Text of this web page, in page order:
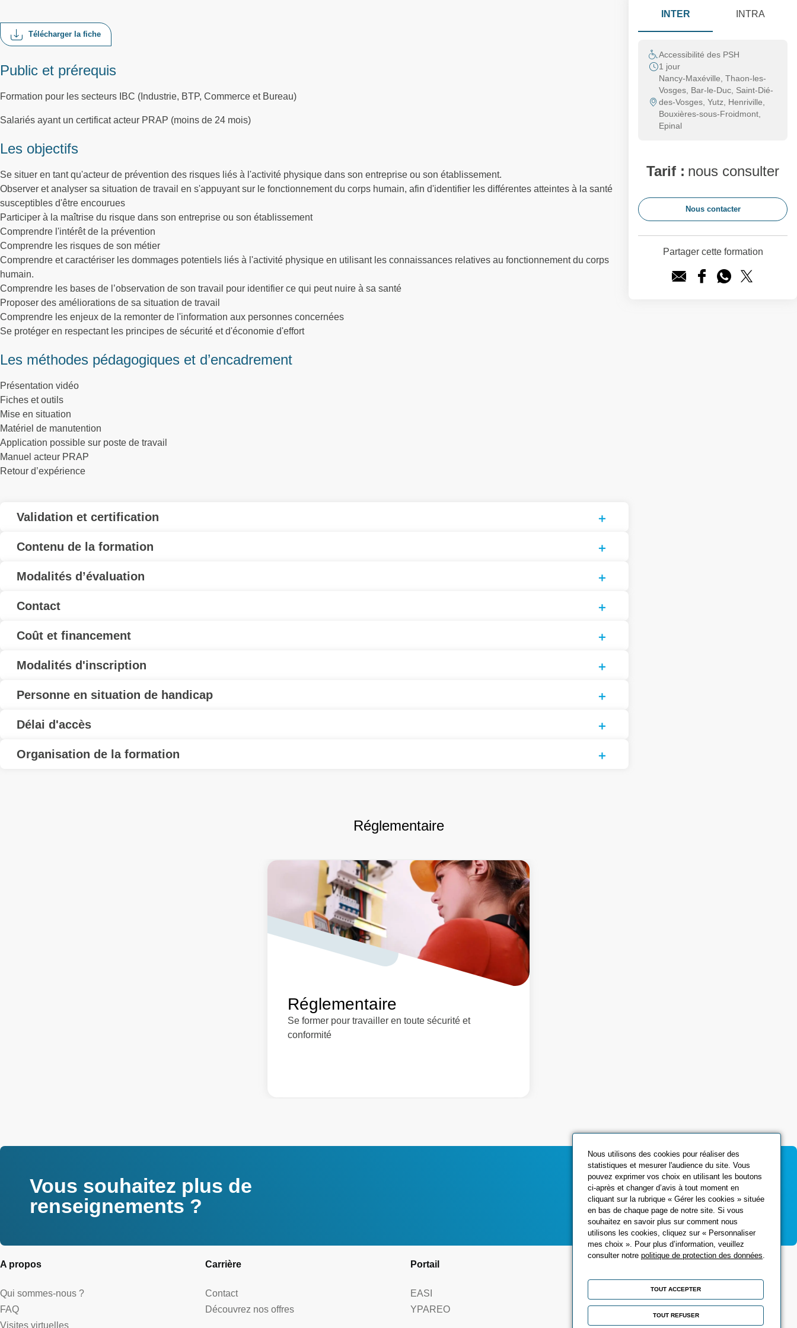
Télécharger la fiche
Public et prérequis
Formation pour les secteurs IBC (Industrie, BTP, Commerce et Bureau)
Salariés ayant un certificat acteur PRAP (moins de 24 mois)
Les objectifs
Se situer en tant qu'acteur de prévention des risques liés à l'activité physique dans son entreprise ou son établissement.
Observer et analyser sa situation de travail en s'appuyant sur le fonctionnement du corps humain, afin d'identifier les différentes atteintes à la santé
susceptibles d'être encourues
Participer à la maîtrise du risque dans son entreprise ou son établissement
Comprendre l'intérêt de la prévention
Comprendre les risques de son métier
Comprendre et caractériser les dommages potentiels liés à l'activité physique en utilisant les connaissances relatives au fonctionnement du corps
humain.
Comprendre les bases de l’observation de son travail pour identifier ce qui peut nuire à sa santé
Proposer des améliorations de sa situation de travail
Comprendre les enjeux de la remonter de l'information aux personnes concernées
Se protéger en respectant les principes de sécurité et d'économie d'effort
Les méthodes pédagogiques et d’encadrement
Présentation vidéo
Fiches et outils
Mise en situation
Matériel de manutention
Application possible sur poste de travail
Manuel acteur PRAP
Retour d’expérience
Validation et certification
Contenu de la formation
Modalités d’évaluation
Contact
Coût et financement
Modalités d'inscription
Personne en situation de handicap
Délai d'accès
Organisation de la formation
INTER INTRA
Accessibilité des PSH
1 jour
Nancy-Maxéville, Thaon-les-
Vosges, Bar-le-Duc, Saint-Dié-
des-Vosges, Yutz, Henriville,
Bouxières-sous-Froidmont,
Epinal
Tarif : nous consulter
Nous contacter
Partager cette formation
Réglementaire
Réglementaire
Se former pour travailler en toute sécurité et
conformité
Vous souhaitez plus de
renseignements ?
Contactez-nous
A propos
Qui sommes-nous ?
FAQ
Visites virtuelles
Carrière
Contact
Découvrez nos offres
Portail
EASI
YPAREO
Nous utilisons des cookies pour réaliser des
statistiques et mesurer l'audience du site. Vous
pouvez exprimer vos choix en utilisant les boutons
ci-après et changer d’avis à tout moment en
cliquant sur la rubrique « Gérer les cookies » située
en bas de chaque page de notre site. Si vous
souhaitez en savoir plus sur comment nous
utilisons les cookies, cliquez sur « Personnaliser
mes choix ». Pour plus d’information, veuillez
consulter notrepolitique de protection des données.
TOUT ACCEPTER
TOUT REFUSER